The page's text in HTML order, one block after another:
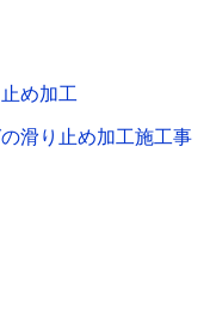
め加工
滑り止め加工施工事